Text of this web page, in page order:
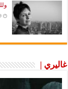
غاليري |